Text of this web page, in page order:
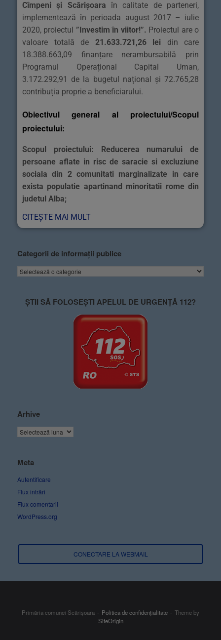
Cîmpeni și Scărișoara în calitate de parteneri,
implementează în perioada august 2017 – iulie
2020, proiectul ”Investim în viitor!”. Proiectul are o
valoare totală de 21.633.721,26 lei din care
18.388.663,09 finanțare nerambursabilă prin
Programul Operațional Capital Uman,
3.172.292,91 de la bugetul național și 72.765,28
contribuția proprie a beneficiarului.
Obiectivul general al proiectului/Scopul
proiectului:
Scopul proiectului: Reducerea numarului de
persoane aflate in risc de saracie si excluziune
sociala din 2 comunitati marginalizate in care
exista populatie apartinand minoritatii rome din
judetul Alba;
CITEȘTE MAI MULT
Categorii de informații publice
ȘTII SĂ FOLOSEȘTI APELUL DE URGENȚĂ 112?
Arhive
Meta
Autentificare
Flux intrări
Flux comentarii
WordPress.org
CONECTARE LA WEBMAIL
Primăria comunei Scărișoara Politica de confidențialitate
Theme by
SiteOrigin